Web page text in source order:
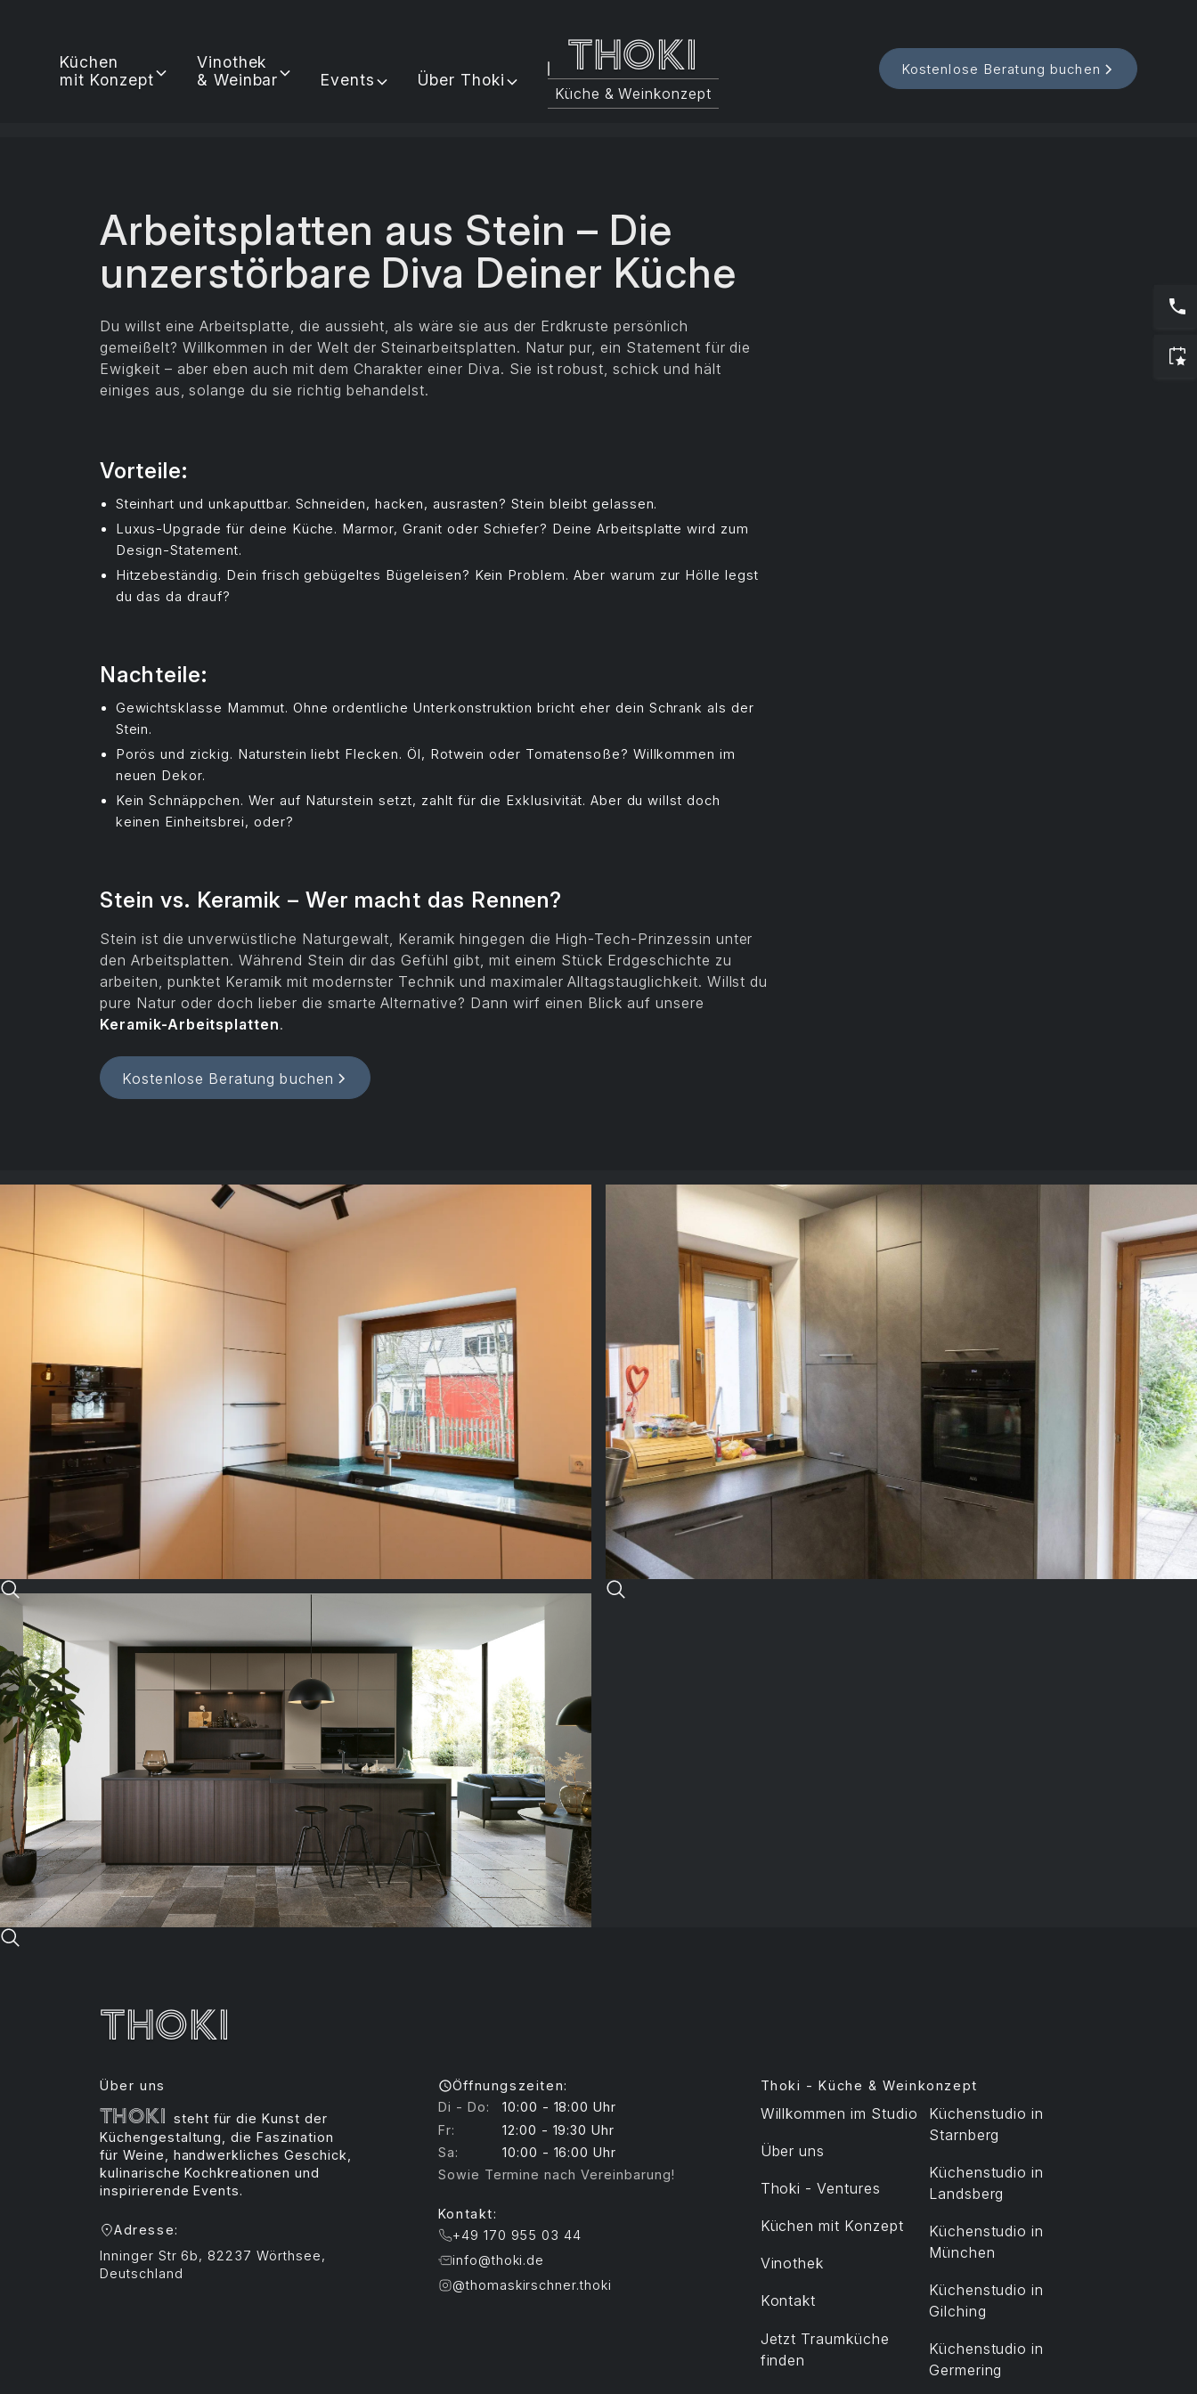
Küchen
mit Konzept
Vinothek
& Weinbar
Events Über Thoki Thoki
Küche & Weinkonzept
Kostenlose Beratung buchen
Arbeitsplatten aus Stein – Die
unzerstörbare Diva Deiner Küche
Du willst eine Arbeitsplatte, die aussieht, als wäre sie aus der Erdkruste persönlich
gemeißelt? Willkommen in der Welt der Steinarbeitsplatten. Natur pur, ein Statement für die
Ewigkeit – aber eben auch mit dem Charakter einer Diva. Sie ist robust, schick und hält
einiges aus, solange du sie richtig behandelst.
Vorteile:
Steinhart und unkaputtbar. Schneiden, hacken, ausrasten? Stein bleibt gelassen.
Luxus-Upgrade für deine Küche. Marmor, Granit oder Schiefer? Deine Arbeitsplatte wird zum
Design-Statement.
Hitzebeständig. Dein frisch gebügeltes Bügeleisen? Kein Problem. Aber warum zur Hölle legst
du das da drauf?
Nachteile:
Gewichtsklasse Mammut. Ohne ordentliche Unterkonstruktion bricht eher dein Schrank als der
Stein.
Porös und zickig. Naturstein liebt Flecken. Öl, Rotwein oder Tomatensoße? Willkommen im
neuen Dekor.
Kein Schnäppchen. Wer auf Naturstein setzt, zahlt für die Exklusivität. Aber du willst doch
keinen Einheitsbrei, oder?
Stein vs. Keramik – Wer macht das Rennen?
Stein ist die unverwüstliche Naturgewalt, Keramik hingegen die High-Tech-Prinzessin unter
den Arbeitsplatten. Während Stein dir das Gefühl gibt, mit einem Stück Erdgeschichte zu
arbeiten, punktet Keramik mit modernster Technik und maximaler Alltagstauglichkeit. Willst du
pure Natur oder doch lieber die smarte Alternative? Dann wirf einen Blick auf unsere
Keramik-Arbeitsplatten.
Kostenlose Beratung buchen
Thoki
Über uns
Thoki steht für die Kunst der
Küchengestaltung, die Faszination
für Weine, handwerkliches Geschick,
kulinarische Kochkreationen und
inspirierende Events.
Adresse:
Inninger Str 6b, 82237 Wörthsee,
Deutschland
Öffnungszeiten:
Di - Do:
10:00 - 18:00 Uhr
Fr:
12:00 - 19:30 Uhr
Sa:
10:00 - 16:00 Uhr
Sowie Termine nach Vereinbarung!
Kontakt:
+49 170 955 03 44
info@thoki.de
@thomaskirschner.thoki
Thoki - Küche & Weinkonzept
Willkommen im Studio
Über uns
Thoki - Ventures
Küchen mit Konzept
Vinothek
Kontakt
Jetzt Traumküche
finden
Küchenstudio in
Starnberg
Küchenstudio in
Landsberg
Küchenstudio in
München
Küchenstudio in
Gilching
Küchenstudio in
Germering